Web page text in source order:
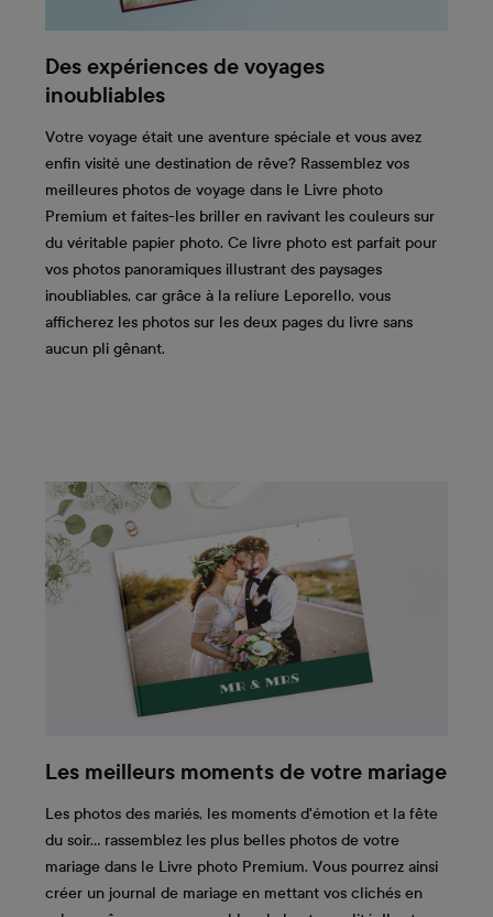
Des expériences de voyages
inoubliables
Votre voyage était une aventure spéciale et vous avez
enfin visité une destination de rêve? Rassemblez vos
meilleures photos de voyage dans le Livre photo
Premium et faites-les briller en ravivant les couleurs sur
du véritable papier photo. Ce livre photo est parfait pour
vos photos panoramiques illustrant des paysages
inoubliables, car grâce à la reliure Leporello, vous
afficherez les photos sur les deux pages du livre sans
aucun pli gênant.
Les meilleurs moments de votre mariage
Les photos des mariés, les moments d'émotion et la fête
du soir… rassemblez les plus belles photos de votre
mariage dans le Livre photo Premium. Vous pourrez ainsi
créer un journal de mariage en mettant vos clichés en